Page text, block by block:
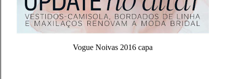
Vogue Noivas 2016 capa